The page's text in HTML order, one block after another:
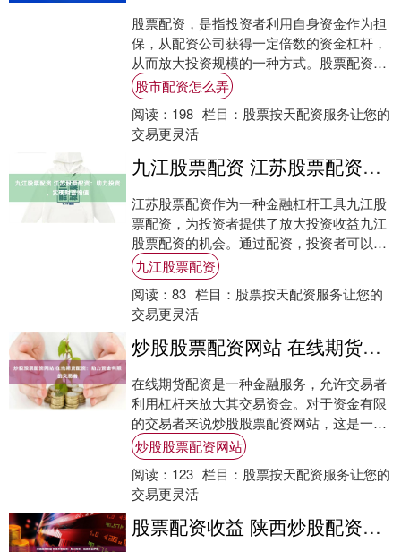
股票配资，是指投资者利用自身资金作为担
保，从配资公司获得一定倍数的资金杠杆，
从而放大投资规模的一种方式。股票配资官
作为专业的配资平台，为投资者提供安全、
便捷的配....
股市配资怎么弄
阅读： 198 栏目： 股票按天配资服务让您的
交易更灵活
九江股票配资 江苏股票配资：助力投资，实现财富增值
江苏股票配资作为一种金融杠杆工具九江股
票配资，为投资者提供了放大投资收益九江
股票配资的机会。通过配资，投资者可以以
较少的自有资金撬动更大的资金量，从而提
高投资回....
九江股票配资
阅读： 83 栏目： 股票按天配资服务让您的
交易更灵活
炒股股票配资网站 在线期货配资：助力资金有限的交易者
在线期货配资是一种金融服务，允许交易者
利用杠杆来放大其交易资金。对于资金有限
的交易者来说炒股股票配资网站，这是一种
有价值的工具，因为它可以让他们获得更大
的市场敞....
炒股股票配资网站
阅读： 123 栏目： 股票按天配资服务让您的
交易更灵活
股票配资收益 陕西炒股配资：助力投资，成就财富梦想